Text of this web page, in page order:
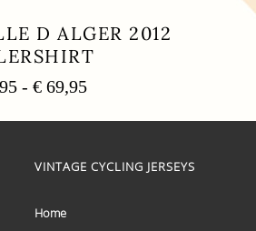
D ALGER 2012
- € 69,95Prijsklasse:
tot
meerdere
optie
VINTAGE CYCLING JERSEYS
Home